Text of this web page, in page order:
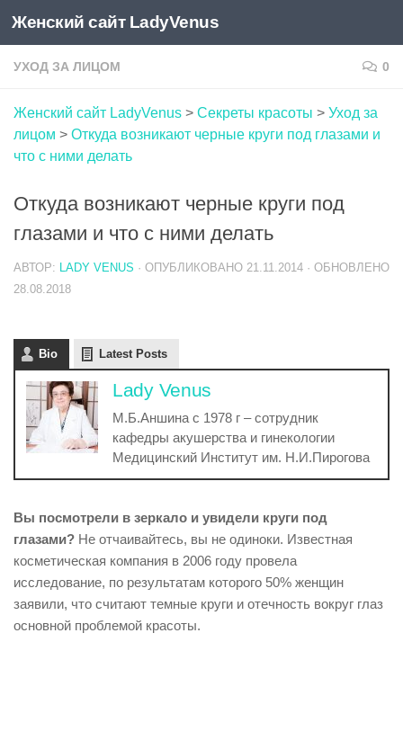
Skip to content
Женский сайт LadyVenus
УХОД ЗА ЛИЦОМ 0
Женский сайт LadyVenus > Секреты красоты > Уход за
лицом > Откуда возникают черные круги под глазами и
что с ними делать
Откуда возникают черные круги под
глазами и что с ними делать
АВТОР: LADY VENUS · ОПУБЛИКОВАНО 21.11.2014 · ОБНОВЛЕНО
28.08.2018
Bio Latest Posts
Lady Venus
М.Б.Аншина с 1978 г – сотрудник
кафедры акушерства и гинекологии
Медицинский Институт им. Н.И.Пирогова
Вы посмотрели в зеркало и увидели круги под
глазами? Не отчаивайтесь, вы не одиноки. Известная
косметическая компания в 2006 году провела
исследование, по результатам которого 50% женщин
заявили, что считают темные круги и отечность вокруг глаз
основной проблемой красоты.